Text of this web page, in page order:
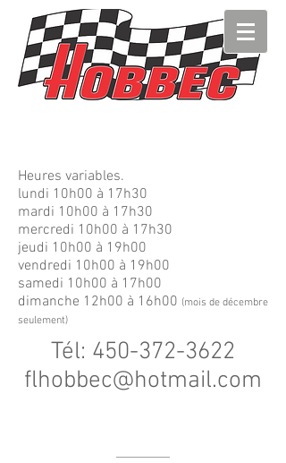
Tél: 450-372-3622
flhobbec@hotmail.com
Heures variables.
lundi 10h00 à 17h30
mardi 10h00 à 17h30
mercredi 10h00 à 17h30
jeudi 10h00 à 19h00
vendredi 10h00 à 19h00
samedi 10h00 à 17h00
dimanche 12h00 à 16h00 (mois de décembre
seulement)